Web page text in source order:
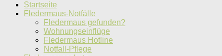
Startseite
Fledermaus-Notfälle
Fledermaus gefunden?
Wohnungseinflüge
Fledermaus Hotline
Notfall-Pflege